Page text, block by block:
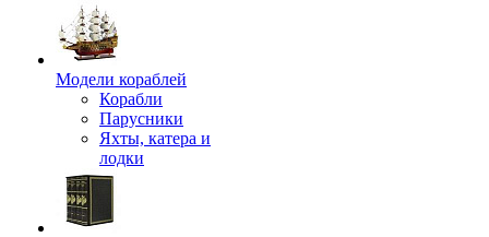
Модели кораблей
Корабли
Парусники
Яхты, катера и
лодки